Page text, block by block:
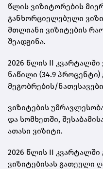
წლის ვიზიტორების
განხორციელებული
მთლიანი ვიზიტების
შეადგინა.
2026 წლის II
ნაწილი (34.9
მეგობრების/
ვიზიტების
და სომხეთში,
ათასი ვიზიტი.
2026 წლის II
ვიზიტებისას გათეული